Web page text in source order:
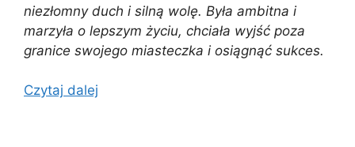
niezłomny duch i silną wolę. Była ambitna i
marzyła o lepszym życiu, chciała wyjść poza
granice swojego miasteczka i osiągnąć sukces.
Czytaj dalej